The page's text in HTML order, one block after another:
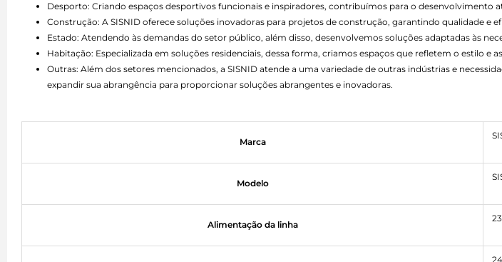
Desporto: Criando espaços desportivos funcionais e inspiradores, contribuímos para o desenvolvimento
Construção: A SISNID oferece soluções inovadoras para projetos de construção, garantindo qualidade e
Estado: Atendendo às demandas do setor público, além disso, desenvolvemos soluções adaptadas às
Habitação: Especializada em soluções residenciais, dessa forma, criamos espaços que refletem o estilo e
Outras: Além dos setores mencionados, a SISNID atende a uma variedade de outras indústrias e
expandir sua abrangência para proporcionar soluções abrangentes e inovadoras.
Marca
Modelo
Alimentação da linha